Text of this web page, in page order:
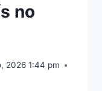
no
2026 1:44 pm